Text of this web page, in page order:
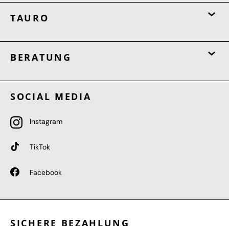
TAURO
BERATUNG
SOCIAL MEDIA
Instagram
TikTok
Facebook
SICHERE BEZAHLUNG